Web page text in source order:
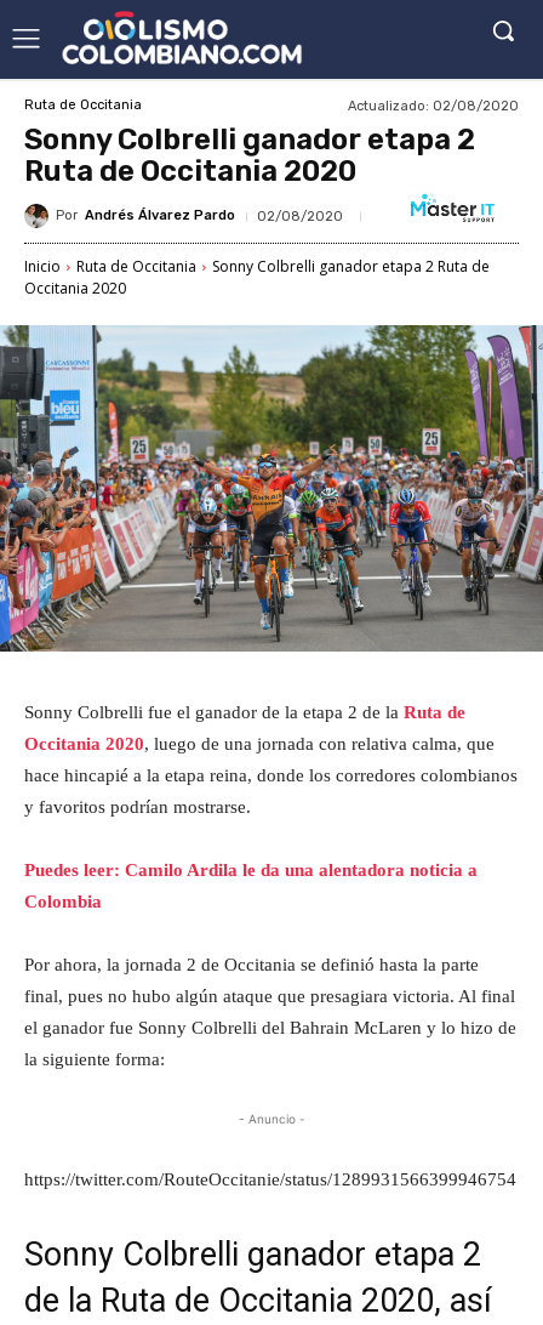
Ruta de Occitania Actualizado: 02/08/2020
Sonny Colbrelli ganador etapa 2
Ruta de Occitania 2020
Por Andrés Álvarez Pardo 02/08/2020
Inicio Ruta de Occitania
Sonny Colbrelli ganador etapa 2 Ruta de
Occitania 2020
Sonny Colbrelli fue el ganador de la etapa 2 de la Ruta de
Occitania 2020, luego de una jornada con relativa calma, que
hace hincapié a la etapa reina, donde los corredores colombianos
y favoritos podrían mostrarse.
Puedes leer: Camilo Ardila le da una alentadora noticia a
Colombia
Por ahora, la jornada 2 de Occitania se definió hasta la parte
final, pues no hubo algún ataque que presagiara victoria. Al final
el ganador fue Sonny Colbrelli del Bahrain McLaren y lo hizo de
la siguiente forma:
- Anuncio -
https://twitter.com/RouteOccitanie/status/1289931566399946754
Sonny Colbrelli ganador etapa 2
de la Ruta de Occitania 2020, así